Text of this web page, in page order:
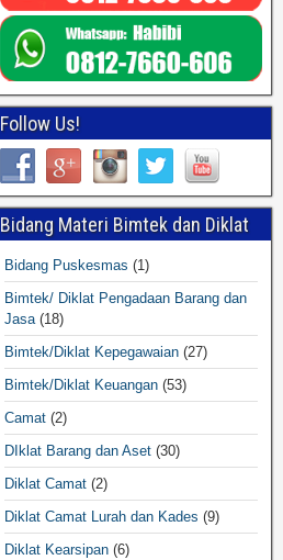
Follow Us!
Bidang Materi Bimtek dan Diklat
Bidang Puskesmas (1)
Bimtek/ Diklat Pengadaan Barang dan
Jasa (18)
Bimtek/Diklat Kepegawaian (27)
Bimtek/Diklat Keuangan (53)
Camat (2)
DIklat Barang dan Aset (30)
Diklat Camat (2)
Diklat Camat Lurah dan Kades (9)
Diklat Kearsipan (6)